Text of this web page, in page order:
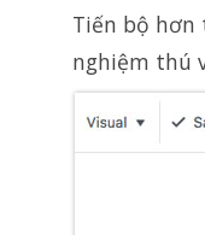
Tiến bộ hơn
nghiệm thú